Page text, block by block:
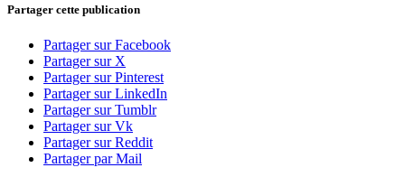
Partager cette publication
Partager sur Facebook
Partager sur X
Partager sur Pinterest
Partager sur LinkedIn
Partager sur Tumblr
Partager sur Vk
Partager sur Reddit
Partager par Mail